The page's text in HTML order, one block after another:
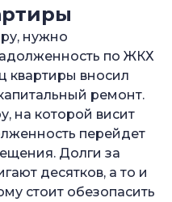
нужно
по ЖКХ
квартиры вносил
ремонт.
на которой висит
перейдет
Долги за
десятков, а то и
стоит обезопасить